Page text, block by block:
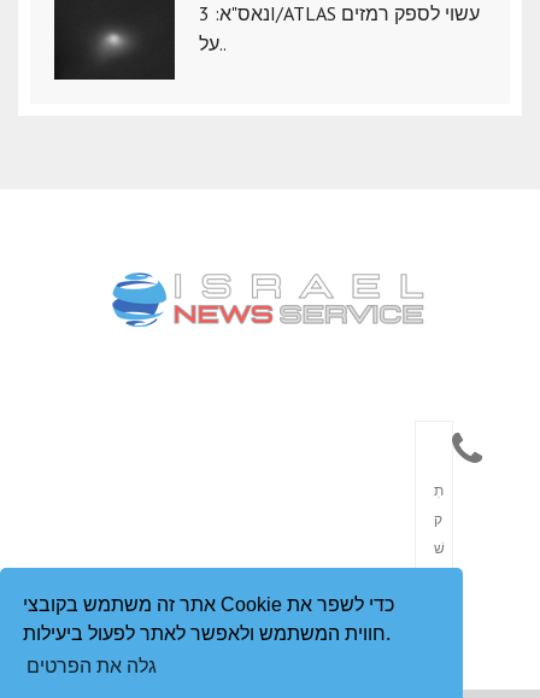
אתר זה משתמש בקובצי Cookie כדי לשפר את
חווית המשתמש ולאפשר לאתר לפעול ביעילות.
גלה את הפרטים
נאס"א: ‏3I/ATLAS עשוי לספק רמזים
על..
תִ
ק
שׁ